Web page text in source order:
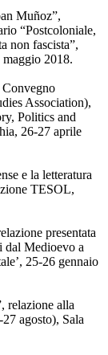
Muñoz”,
“Postcoloniale,
non fascista”,
2018.
Convegno
Association),
Politics and
26-27 aprile
e la letteratura
TESOL,
presentata
dal Medioevo a
25-26 gennaio
relazione alla
agosto), Sala